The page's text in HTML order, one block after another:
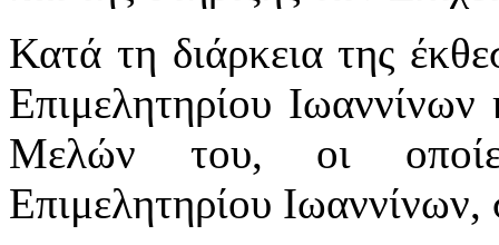
Κατά τη διάρκεια της
Επιμελητηρίου Ιωαννίνων
Μελών του, οι
Επιμελητηρίου